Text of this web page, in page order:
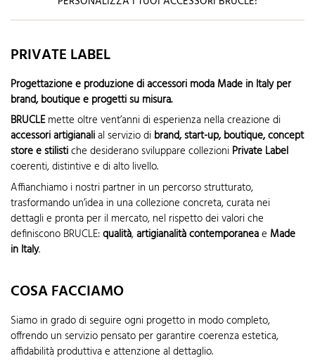
PRIVATE LABEL
Progettazione e produzione di accessori moda Made in Italy per
brand, boutique e progetti su misura.
BRUCLEmette oltre vent’anni di esperienza nella creazione di
accessori artigianalial servizio di brand, start-up, boutique, concept
store e stilistiche desiderano sviluppare collezioni Private Label
coerenti, distintive e di alto livello.
Affianchiamo i nostri partner in un percorso strutturato,
trasformando un’idea in una collezione concreta, curata nei
dettagli e pronta per il mercato, nel rispetto dei valori che
definiscono BRUCLE:qualità,artigianalità contemporaneae Made
in Italy.
COSA FACCIAMO
Siamo in grado di seguire ogni progetto in modo completo,
offrendo un servizio pensato per garantire coerenza estetica,
affidabilità produttiva e attenzione al dettaglio.